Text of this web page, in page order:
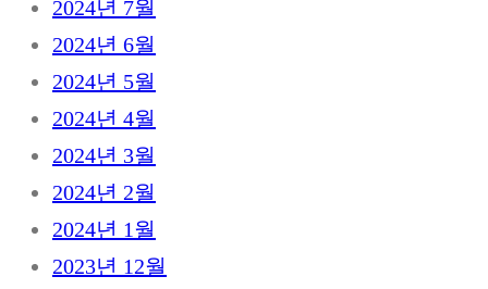
2024년 7월
2024년 6월
2024년 5월
2024년 4월
2024년 3월
2024년 2월
2024년 1월
2023년 12월